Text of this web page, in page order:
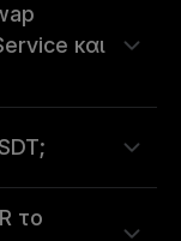
και
το